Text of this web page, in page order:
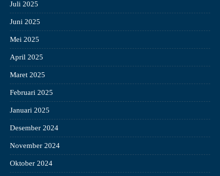
Juli 2025
Juni 2025
Mei 2025
April 2025
Maret 2025
Februari 2025
Januari 2025
Desember 2024
November 2024
Oktober 2024